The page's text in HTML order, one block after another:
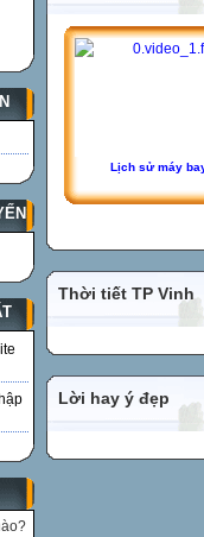
Lịch sử máy
Thời tiết TP Vinh
Lời hay ý đẹp